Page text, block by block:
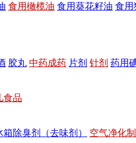
食用橄榄油 食用葵花籽油 食用
胶丸 中药成药 片剂 针剂 药用
食品
箱除臭剂（去味剂） 空气净化制